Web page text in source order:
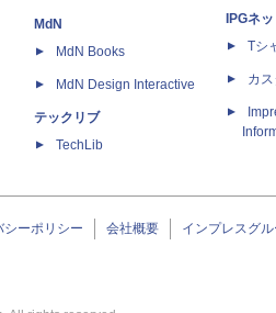
MdN
MdN Books
MdN Design Interactive
テックリブ
TechLib
IPGネ
Tシ
カ
シーポリシー 会社概要 インプレスグ